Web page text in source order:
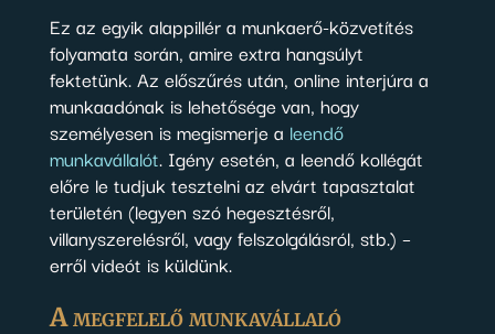
Ez az egyik alappillér a munkaerő-közvetítés
folyamata során, amire extra hangsúlyt
fektetünk. Az előszűrés után, online interjúra a
munkaadónak is lehetősége van, hogy
személyesen is megismerje a leendő
munkavállalót. Igény esetén, a leendő kollégát
előre le tudjuk tesztelni az elvárt tapasztalat
területén (legyen szó hegesztésről,
villanyszerelésről, vagy felszolgálásról, stb.) –
erről videót is küldünk.
A megfelelő munkavállaló